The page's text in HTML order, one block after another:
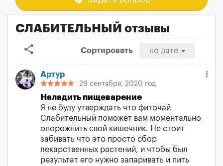
СЛАБИТЕЛЬНЫЙ отзывы
share
Сортировать по дате
Артур
29 сентября, 2020 год
Наладить пищеварение
Я не буду утверждать что фиточай
Слабительный поможет вам моментально
опорожнить свой кишечник. Не стоит
забивать что это просто сбор
лекарственных растений, и чтобы был
результат его нужно запаривать и пить